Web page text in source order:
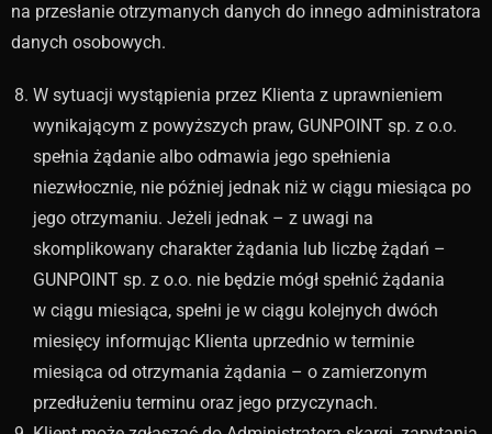
na przesłanie otrzymanych danych do innego administratora
danych osobowych.
W sytuacji wystąpienia przez Klienta z uprawnieniem
wynikającym z powyższych praw, GUNPOINT sp. z o.o.
spełnia żądanie albo odmawia jego spełnienia
niezwłocznie, nie później jednak niż w ciągu miesiąca po
jego otrzymaniu. Jeżeli jednak – z uwagi na
skomplikowany charakter żądania lub liczbę żądań –
GUNPOINT sp. z o.o. nie będzie mógł spełnić żądania
w ciągu miesiąca, spełni je w ciągu kolejnych dwóch
miesięcy informując Klienta uprzednio w terminie
miesiąca od otrzymania żądania – o zamierzonym
przedłużeniu terminu oraz jego przyczynach.